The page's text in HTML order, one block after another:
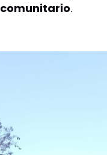
comunitario.